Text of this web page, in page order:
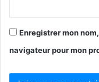
Enregistrer mon
navigateur pour mon